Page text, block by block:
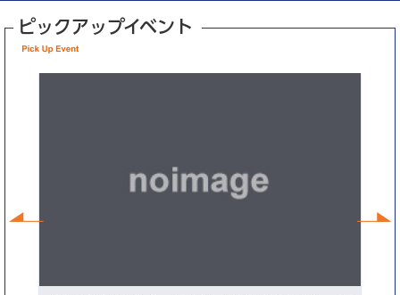
ピックアップイベント